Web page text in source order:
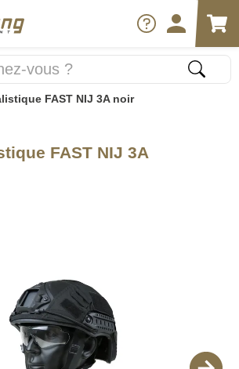
FAST NIJ 3A noir
FAST NIJ 3A